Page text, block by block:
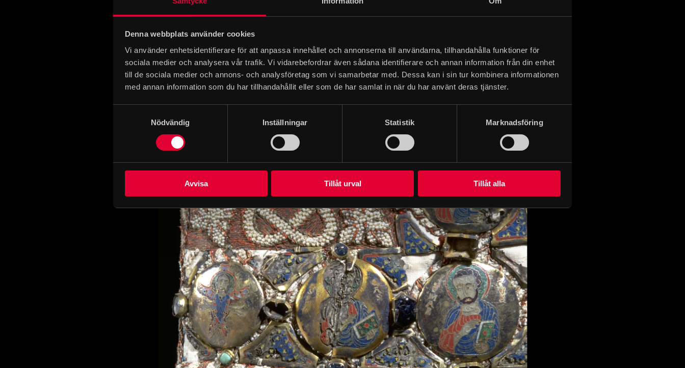
Denna webbplats använder cookies
Vi använder enhetsidentifierare för att anpassa innehållet och annonserna till användarna, tillhandahålla funktioner för
sociala medier och analysera vår trafik. Vi vidarebefordrar även sådana identifierare och annan information från din enhet
till de sociala medier och annons- och analysföretag som vi samarbetar med. Dessa kan i sin tur kombinera informationen
med annan information som du har tillhandahållit eller som de har samlat in när du har använt deras tjänster.
Nödvändig
Inställningar Statistik Marknadsföring
Avvisa Tillåt urval Tillåt alla
den som gåva av systrarna i Vadstena kloster. Mitran utstrålade makt, lyx och ärelystnad.
De runda bilderna, eller plaketterna, är av förgyllt silver med inläggningar av
cloisonnèemalj. Cloisonnèemalj är en gammal dekorationsmetod där mönstret läggs med
metalltrådar.
I de uppkomna rutorna lägger man in prydnadsstenar eller bränner in emalj i olika färger.
skyddshelgon Petrus och Paulus.